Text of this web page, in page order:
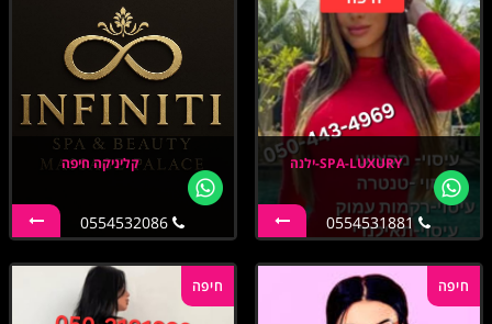
SPA-LUXURY-ילנה קליניקה חיפה
0554532086
חיפה חיפה